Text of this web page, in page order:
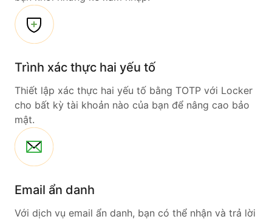
Trình xác thực hai yếu tố
Thiết lập xác thực hai yếu tố bằng TOTP với Locker
cho bất kỳ tài khoản nào của bạn để nâng cao bảo
mật.
Email ẩn danh
Với dịch vụ email ẩn danh, bạn có thể nhận và trả lời